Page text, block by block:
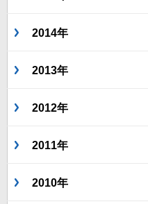
2014年
2013年
2012年
2011年
2010年